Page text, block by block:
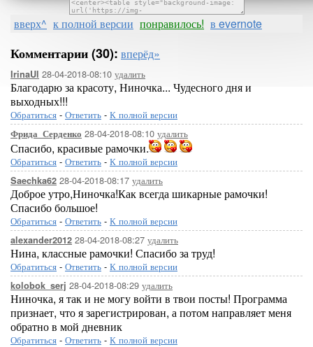
вверх^ к полной версии понравилось! в evernote
Комментарии (30): вперёд»
IrinaUl 28-04-2018-08:10 удалить
Благодарю за красоту, Ниночка... Чудесного дня и
выходных!!!
Обратиться - Ответить - К полной версии
Фрида_Серденко 28-04-2018-08:10 удалить
Спасибо, красивые рамочки.
Обратиться - Ответить - К полной версии
Saechka62 28-04-2018-08:17 удалить
Доброе утро,Ниночка!Как всегда шикарные рамочки!
Спасибо большое!
Обратиться - Ответить - К полной версии
alexander2012 28-04-2018-08:27 удалить
Нина, классные рамочки! Спасибо за труд!
Обратиться - Ответить - К полной версии
kolobok_serj 28-04-2018-08:29 удалить
Ниночка, я так и не могу войти в твои посты! Программа
признает, что я зарегистрирован, а потом направляет меня
обратно в мой дневник
Обратиться - Ответить - К полной версии